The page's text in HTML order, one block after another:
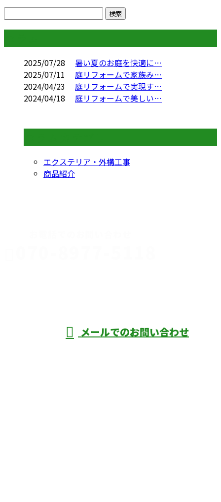
2025/07/28
暑い夏のお庭を快適に…
2025/07/11
庭リフォームで家族み…
2024/04/23
庭リフォームで実現す…
2024/04/18
庭リフォームで美しい…
エクステリア・外構工事
商品紹介
メールでのお問い合わせ